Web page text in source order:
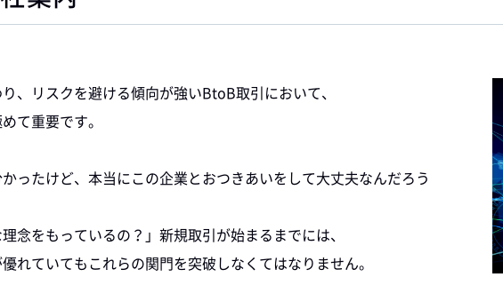
、リスクを避ける傾向が強いBtoB取引において、
て重要です。
かったけど、本当にこの企業とおつきあいをして大丈夫なんだろう
念をもっているの？」新規取引が始まるまでには、
れていてもこれらの関門を突破しなくてはなりません。